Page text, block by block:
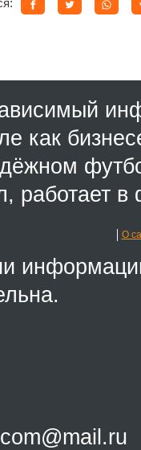
как
работает
О